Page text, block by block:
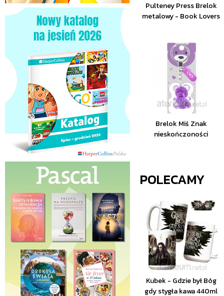
Pulteney Press Brelok
metalowy - Book Lovers
Brelok Miś Znak
nieskończoności
POLECAMY
Kubek - Gdzie był Bóg
gdy stygła kawa 440ml